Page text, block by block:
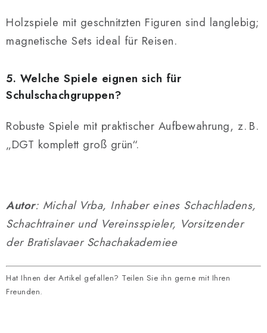
Holzspiele mit geschnitzten Figuren sind langlebig;
magnetische Sets ideal für Reisen.
5. Welche Spiele eignen sich für
Schulschachgruppen?
Robuste Spiele mit praktischer Aufbewahrung, z. B.
„DGT komplett groß grün“.
Autor: Michal Vrba, Inhaber eines Schachladens,
Schachtrainer und Vereinsspieler, Vorsitzender
der Bratislavaer Schachakademiee
Hat Ihnen der Artikel gefallen? Teilen Sie ihn gerne mit Ihren
Freunden.